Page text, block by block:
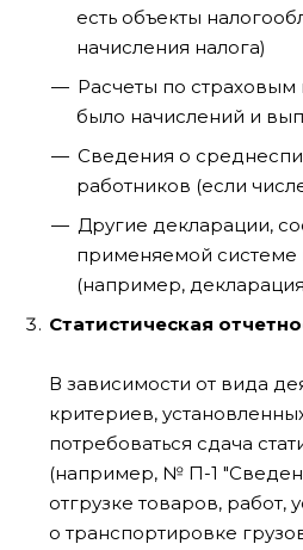
есть объекты
начисления налога)
Расчеты по страховым
было начислений и
Сведения о
работников (если
Другие декларации,
применяемой системе
(например,
Статистическая
В зависимости от вида
критериев,
потребоваться сдача
(например, № П-1
отгрузке товаров, работ,
о транспортировке